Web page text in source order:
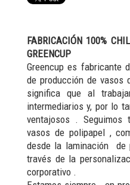
FABRICACIÓN 100%
GREENCUP
Greencup es fabricante
de producción de vasos
significa que al
intermediarios y, por lo
ventajosos . Seguimos
vasos de polipapel ,
desde la laminación de
través de la
corporativo .